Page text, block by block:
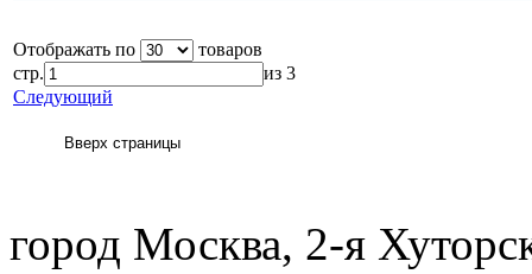
Отображать по
товаров
стр.
из 3
Следующий
город Москва, 2-я